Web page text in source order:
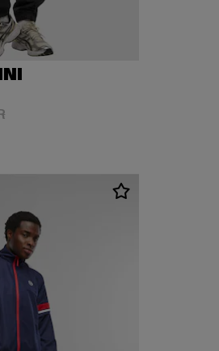
EUR
Aktionspreis: 139,99 EUR